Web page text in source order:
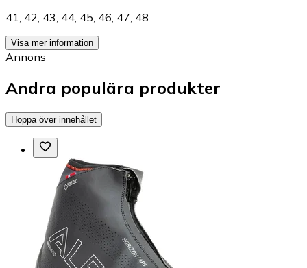
41, 42, 43, 44, 45, 46, 47, 48
Visa mer information
Annons
Andra populära produkter
Hoppa över innehållet